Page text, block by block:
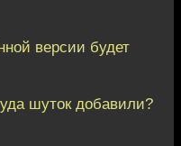
версии будет
шуток добавили?